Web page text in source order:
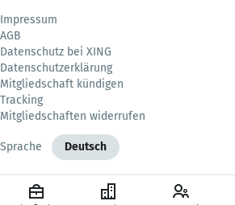
Impressum
AGB
Datenschutz bei XING
Datenschutzerklärung
Mitgliedschaft kündigen
Tracking
Mitgliedschaften widerrufen
Sprache Deutsch